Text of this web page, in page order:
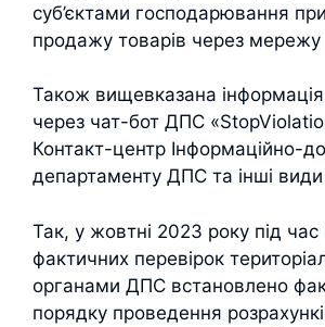
суб’єктами господарювання при
продажу товарів через мережу
Також вищевказана
через чат-бот ДПС
Контакт-центр Інформаційно-
департаменту ДПС та інші види
Так, у жовтні 2023 року під
фактичних перевірок
органами ДПС встановлено
порядку проведення